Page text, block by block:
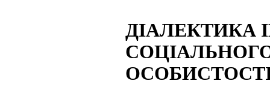
ДІАЛЕКТИКА